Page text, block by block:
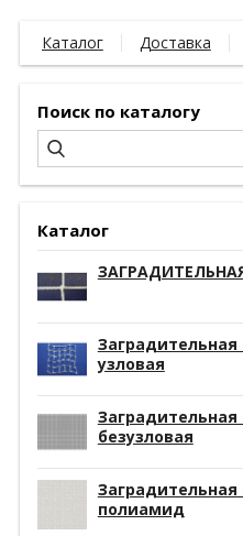
Каталог Доставка
Поиск по каталогу
Каталог
Заградительная
узловая
Заградительная
безузловая
Заградительная
полиамид